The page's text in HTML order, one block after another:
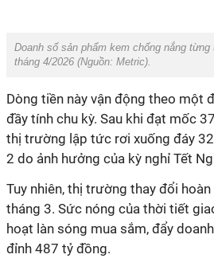
Doanh số sản phẩm kem chống nắng
tháng 4/2026 (Nguồn: Metric).
Dòng tiền này vận động theo một
đầy tính chu kỳ. Sau khi đạt mốc
thị trường lập tức rơi xuống đáy
2 do ảnh hưởng của kỳ nghỉ Tết
Tuy nhiên, thị trường thay đổi
tháng 3. Sức nóng của thời tiết
hoạt làn sóng mua sắm, đẩy
đỉnh 487 tỷ đồng.